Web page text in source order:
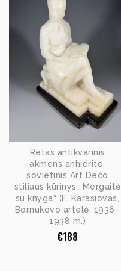
Retas antikvarinis
akmens anhidrito,
sovietinis Art Deco
stiliaus kūrinys „Mergaitė
su knyga“ (F. Karasiovas,
Bornukovo artelė, 1936–
1938 m.)
€188